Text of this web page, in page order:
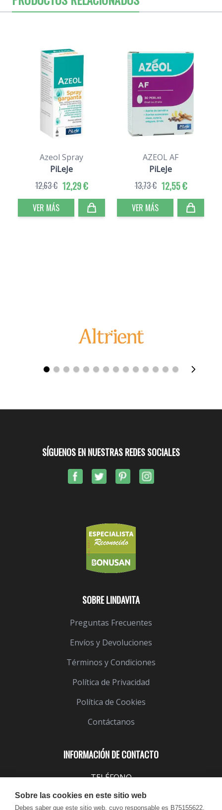
Azeol Spray
PiLeJe
12,29 €
12,63 €
VER MÁS
AZEOL AF
PiLeJe
12,55 €
13,73 €
VER MÁS
INFORMACIÓN DE CONTACTO
TELÉFONO
SOBRE LINDAVITA
Preguntas Frecuentes
Envíos y Devoluciones
Términos y Condiciones
Política de Privacidad
Política de Cookies
Contáctanos
SÍGUENOS EN NUESTRAS REDES SOCIALES
Sobre las cookies en este sitio web
Debes saber que este sitio web, cuyo responsable es B75155622,